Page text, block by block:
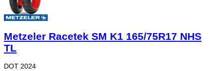
Metzeler Racetek SM K1 165/75R17 NHS
TL
DOT 2024